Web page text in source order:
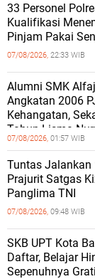
33 Personel
Kualifikasi
Pinjam Pakai
07/08/2026, 22:33 WIB
Alumni SMK
Angkatan 2006
Kehangatan,
Tahun Lisma
07/08/2026, 01:57 WIB
Tuntas Jalankan
Prajurit Satgas
Panglima TNI
07/08/2026, 09:48 WIB
SKB UPT Kota
Daftar, Belajar
Sepenuhnya